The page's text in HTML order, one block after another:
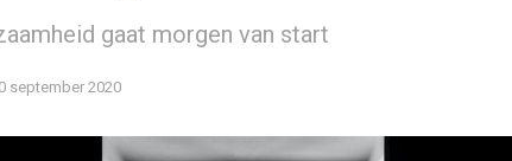
gaat morgen van start
september 2020